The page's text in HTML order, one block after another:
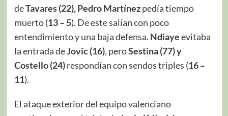
deTavares (22), Pedro Martínezpedía tiempo
muerto (13 – 5). De este salían con poco
entendimiento y una baja defensa. Ndiayeevitaba
la entrada deJovic (16), peroSestina (77) y
Costello (24)respondían con sendos triples (16 –
11).
El ataque exterior del equipo valenciano